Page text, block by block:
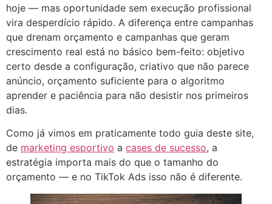
hoje — mas oportunidade sem execução profissional
vira desperdício rápido. A diferença entre campanhas
que drenam orçamento e campanhas que geram
crescimento real está no básico bem-feito: objetivo
certo desde a configuração, criativo que não parece
anúncio, orçamento suficiente para o algoritmo
aprender e paciência para não desistir nos primeiros
dias.
Como já vimos em praticamente todo guia deste site,
de marketing esportivo a cases de sucesso, a
estratégia importa mais do que o tamanho do
orçamento — e no TikTok Ads isso não é diferente.